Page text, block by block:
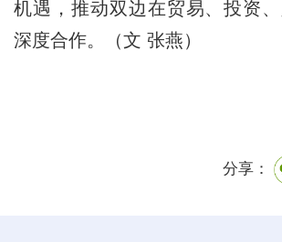
机遇，推动双边在贸易、投资
深度合作。（文 张燕）
分享：